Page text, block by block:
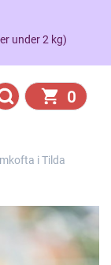
under 2 kg)
0
i Tilda